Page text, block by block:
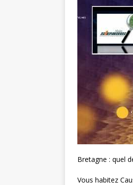
Bretagne : quel
Vous habitez